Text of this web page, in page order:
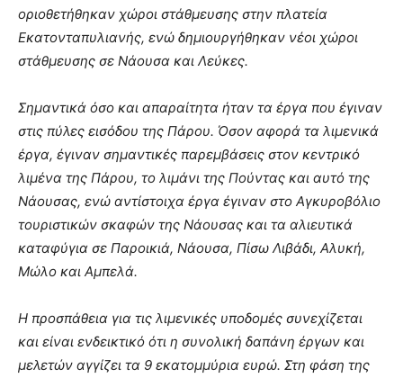
οριοθετήθηκαν χώροι στάθμευσης στην πλατεία
Εκατονταπυλιανής, ενώ δημιουργήθηκαν νέοι χώροι
στάθμευσης σε Νάουσα και Λεύκες.
Σημαντικά όσο και απαραίτητα ήταν τα έργα που έγιναν
στις πύλες εισόδου της Πάρου. Όσον αφορά τα λιμενικά
έργα, έγιναν σημαντικές παρεμβάσεις στον κεντρικό
λιμένα της Πάρου, το λιμάνι της Πούντας και αυτό της
Νάουσας, ενώ αντίστοιχα έργα έγιναν στο Αγκυροβόλιο
τουριστικών σκαφών της Νάουσας και τα αλιευτικά
καταφύγια σε Παροικιά, Νάουσα, Πίσω Λιβάδι, Αλυκή,
Μώλο και Αμπελά.
Η προσπάθεια για τις λιμενικές υποδομές συνεχίζεται
και είναι ενδεικτικό ότι η συνολική δαπάνη έργων και
μελετών αγγίζει τα 9 εκατομμύρια ευρώ. Στη φάση της